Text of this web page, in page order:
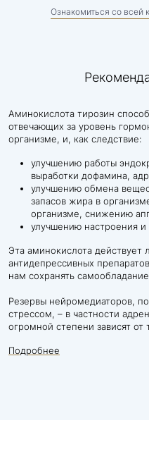
Ознакомиться со всей
Аминокислота тирозин
отвечающих за уровень
организме, и, как следствие:
улучшению работы
выработки дофамина,
улучшению обмена
запасов жира в
организме, снижению
улучшению настроения и
Эта аминокислота действует
антидепрессивных
нам сохранять
Резервы нейромедиаторов,
стрессом, – в частности
огромной степени зависят от
Подробнее